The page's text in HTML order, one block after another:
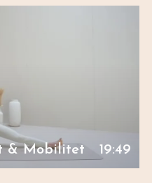
& Mobilitet 19:49